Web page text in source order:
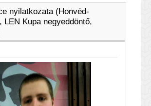
nyilatkozata (Honvéd-
LEN Kupa negyeddöntő,